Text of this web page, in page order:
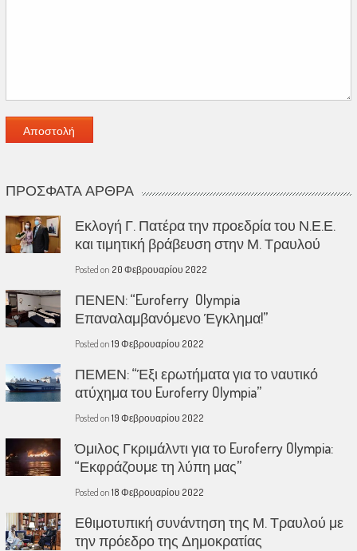
ΠΡΌΣΦΑΤΑ ΆΡΘΡΑ
Εκλογή Γ. Πατέρα την προεδρία του Ν.Ε.Ε.
και τιμητική βράβευση στην Μ. Τραυλού
Posted on 20 Φεβρουαρίου 2022
ΠΕΝΕΝ: “Euroferry Olympia
Επαναλαμβανόμενο Έγκλημα!”
Posted on 19 Φεβρουαρίου 2022
ΠΕΜΕΝ: “Έξι ερωτήματα για το ναυτικό
ατύχημα του Euroferry Olympia”
Posted on 19 Φεβρουαρίου 2022
Όμιλος Γκριμάλντι για το Euroferry Olympia:
“Εκφράζουμε τη λύπη μας”
Posted on 18 Φεβρουαρίου 2022
Εθιμοτυπική συνάντηση της Μ. Τραυλού με
την πρόεδρο της Δημοκρατίας